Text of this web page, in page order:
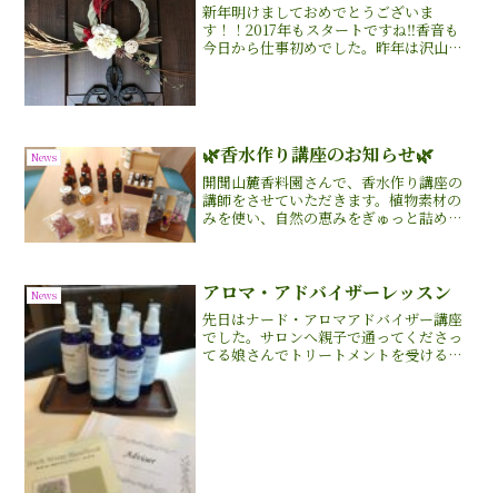
新年明けましておめでとうございま
す！！2017年もスタートですね‼︎香音も
今日から仕事初めでした。昨年は沢山の
News 🌿香水作り講座のお知らせ🌿
開聞山麓香料園さんで、香水作り講座の
講師をさせていただきます。植物素材の
みを使い、自然の恵みをぎゅっと詰め込
好きな方アロマに興味ある...
News アロマ・アドバイザーレッスン
先日はナード・アロマアドバイザー講座
でした。サロンへ親子で通ってくださっ
てる娘さんでトリートメントを受けるう